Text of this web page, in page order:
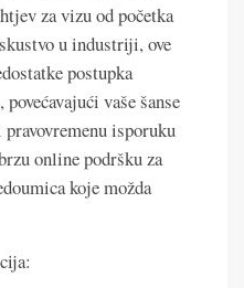
za vizu od početka
u industriji, ove
postupka
vaše šanse
isporuku
online podršku za
koje možda